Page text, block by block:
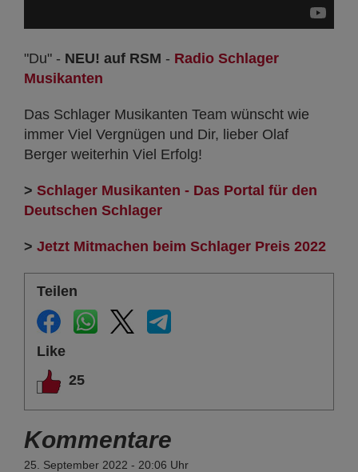
"Du" - NEU! auf RSM - Radio Schlager
Musikanten
Das Schlager Musikanten Team wünscht wie
immer Viel Vergnügen und Dir, lieber Olaf
Berger weiterhin Viel Erfolg!
> Schlager Musikanten - Das Portal für den
Deutschen Schlager
> Jetzt Mitmachen beim Schlager Preis 2022
Teilen
Like
25
Kommentare
25. September 2022 - 20:06 Uhr